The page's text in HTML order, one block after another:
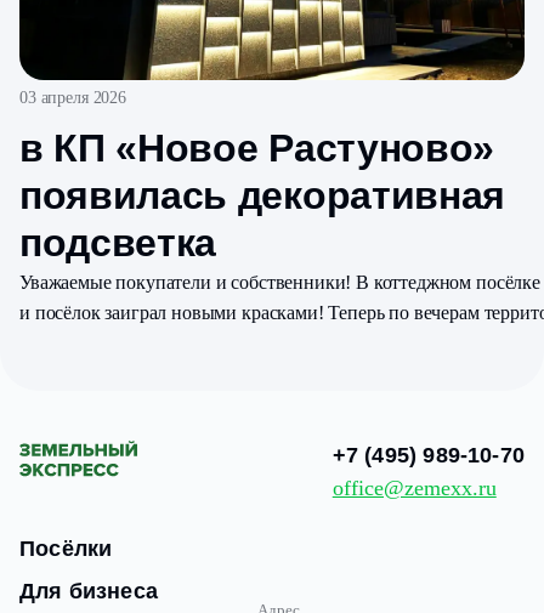
03 апреля 2026
в КП «Новое Растуново»
появилась декоративная
подсветка
Уважаемые покупатели и собственники! В коттеджном посёлке
и посёлок заиграл новыми красками! Теперь по вечерам
Посёлки
Для бизнеса
+7 (495) 989-10-70
office@zemexx.ru